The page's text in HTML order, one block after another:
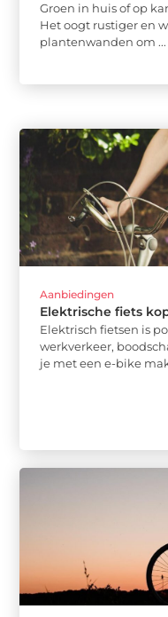
Groen in huis of op
Het oogt rustiger en
plantenwanden om ...
Aanbiedingen
Elektrische fiets
Elektrisch fietsen is
werkverkeer,
je met een e-bike